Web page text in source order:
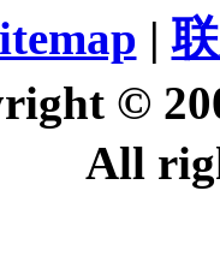
|
©
All